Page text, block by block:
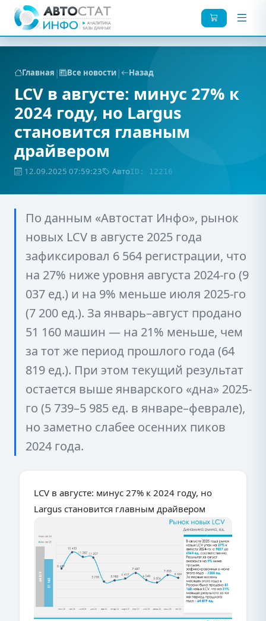
Главная | Все новости| Назад
LCV в августе: минус 27% к
2024 году, но Largus
становится главным
драйвером
12.09.2025 07:59:23 АвтоID: 12216
По данным «Автостат Инфо», рынок
новых LCV в августе 2025 года
зафиксировал 6 564 регистрации, что
на 27% ниже уровня августа 2024-го (9
037 ед.) и на 9% меньше июля 2025-го
(7 200 ед.). За январь–август продано
51 160 машин — на 21% меньше, чем
за тот же период прошлого года (64
819 ед.). При этом текущий результат
остается выше январского «дна» 2025-
го (5 739–5 985 ед. в январе–феврале),
но заметно слабее осенних пиков
2024 года.
LCV в августе: минус 27% к 2024 году, но
Largus становится главным драйвером